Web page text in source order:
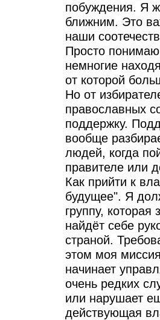
побуждения. Я
ближним. Это
наши
Просто
немногие
от которой
Но от
православных
поддержку.
вообще
людей, когда
правителе или
Как прийти к
будущее". Я
группу, которая
найдёт себе
страной.
этом моя
начинает
очень редких
или нарушает
действующая